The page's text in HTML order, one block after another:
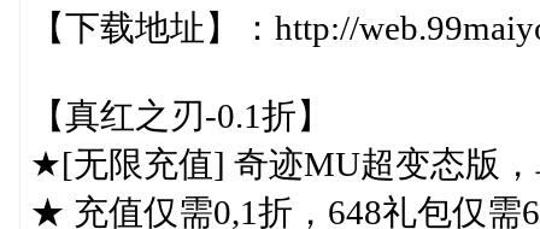
【下载地址】：http://
【真红之刃-0.1折】
★[无限充值] 奇迹MU超变态版
★ 充值仅需0,1折，648礼包仅需